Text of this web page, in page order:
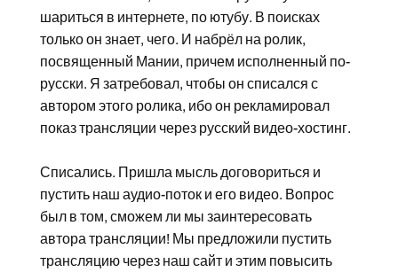
шариться в интернете, по ютубу. В поисках
только он знает, чего. И набрёл на ролик,
посвященный Мании, причем исполненный по-
русски. Я затребовал, чтобы он списался с
автором этого ролика, ибо он рекламировал
показ трансляции через русский видео-хостинг.
Списались. Пришла мысль договориться и
пустить наш аудио-поток и его видео. Вопрос
был в том, сможем ли мы заинтересовать
автора трансляции! Мы предложили пустить
трансляцию через наш сайт и этим повысить